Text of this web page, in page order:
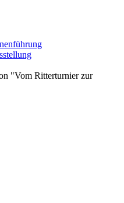
"Vom Ritterturnier zur